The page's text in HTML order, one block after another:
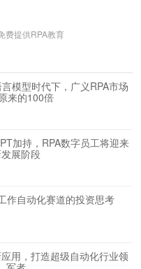
费提供RPA教育
模型时代下，广义RPA市场
来的100倍
加持，RPA数字员工将迎来
展阶段
作自动化赛道的投资思考
用，打造超级自动化行业领